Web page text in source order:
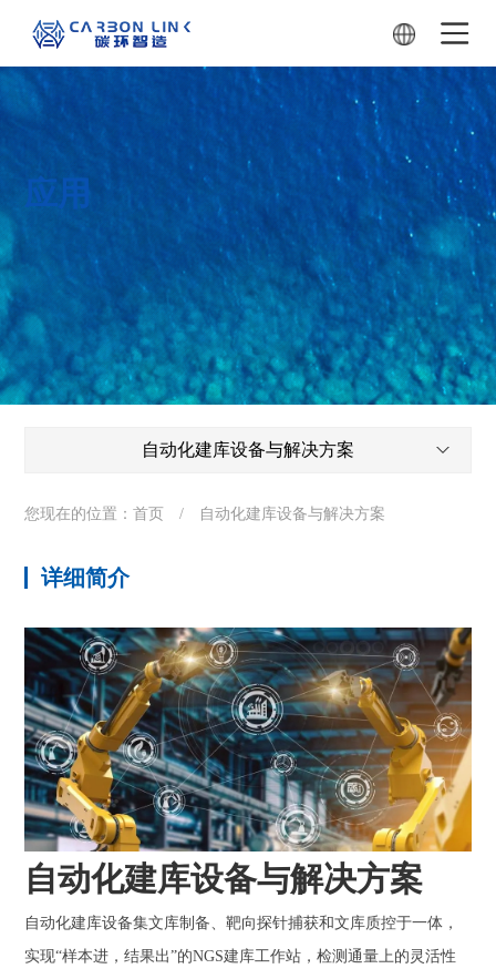
应用
自动化建库设备与解决方案
您现在的位置：首页 / 自动化建库设备与解决方案
详细简介
自动化建库设备与解决方案
自动化建库设备集文库制备、靶向探针捕获和文库质控于一体，
实现“样本进，结果出”的NGS建库工作站，检测通量上的灵活性